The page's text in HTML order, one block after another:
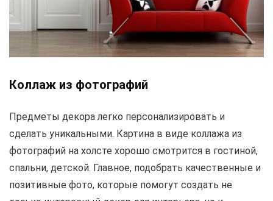
Коллаж из фотографий
Предметы декора легко персонализировать и
сделать уникальными. Картина в виде коллажа из
фотографий на холсте хорошо смотрится в гостиной,
спальни, детской. Главное, подобрать качественные и
позитивные фото, которые помогут создать не